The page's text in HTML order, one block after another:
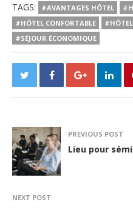
TAGS: #AVANTAGES HÔTEL
#HÔTEL CONFORTABLE
#SÉJOUR ÉCONOMIQUE
PREVIOUS POST
Lieu pour
NEXT POST